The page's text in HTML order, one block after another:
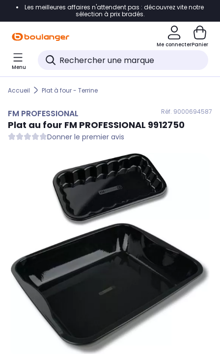
Accéder directement à la navigation
Accéder directement au pied de page
Accéder directement au chatbot
Les meilleures affaires n'attendent pas : découvrez vite notre
sélection à prix bradés.
Me connecterPanier
Menu
Accueil Plat à four - Terrine
FM PROFESSIONAL Réf. 9000694587
Plat au four FM PROFESSIONAL 9912750
Donner le premier avis